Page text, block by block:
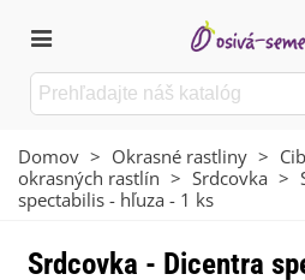
Domov > Okrasné rastliny >
okrasných rastlín > Srdcovka >
spectabilis - hľuza - 1 ks
Srdcovka - Dicentra